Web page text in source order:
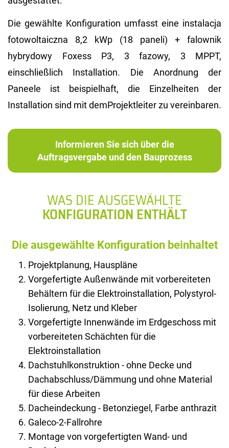
Die gewählte Konfiguration umfasst eine instalacja
fotowoltaiczna 8,2 kWp (18 paneli) + falownik
hybrydowy Foxess P3, 3 fazowy, 3 MPPT,
einschließlich Installation. Die Anordnung der
Paneele ist beispielhaft, die Einzelheiten der
Installation sind mit demProjektleiter zu vereinbaren.
Informieren Sie sich über die
Auftragsvergabe und den Bauprozess
WAS DIE AUSGEWÄHLTE
KONFIGURATION ENTHÄLT
Die ausgewählte Konfiguration beinhaltet
Projektplanung, Hauspläne
Vorgefertigte Außenwände mit vorbereiteten
Behältern für die Elektroinstallation, Polystyrol-
Isolierung, Netz und Kleber
Vorgefertigte Innenwände im Erdgeschoss mit
vorbereiteten Schächten für die
Elektroinstallation
Dachstuhlkonstruktion - ohne Decke und
Dachabschluss/Dämmung und ohne Material
für diese Arbeiten
Dacheindeckung - Betonziegel, Farbe anthrazit
Galeco-2-Fallrohre
Montage von vorgefertigten Wand- und